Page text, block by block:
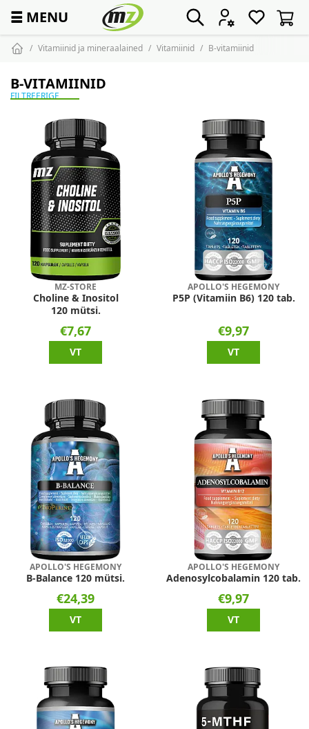
☰ MENU
Vitamiinid ja mineraalained Vitamiinid B-vitamiinid
B-VITAMIINID
FILTREERIGE
MZ-STORE
Choline & Inositol
120 mütsi.
€7,67
VT
APOLLO'S HEGEMONY
P5P (Vitamiin B6) 120 tab.
€9,97
VT
APOLLO'S HEGEMONY
B-Balance 120 mütsi.
€24,39
VT
APOLLO'S HEGEMONY
Adenosylcobalamin 120 tab.
€9,97
VT